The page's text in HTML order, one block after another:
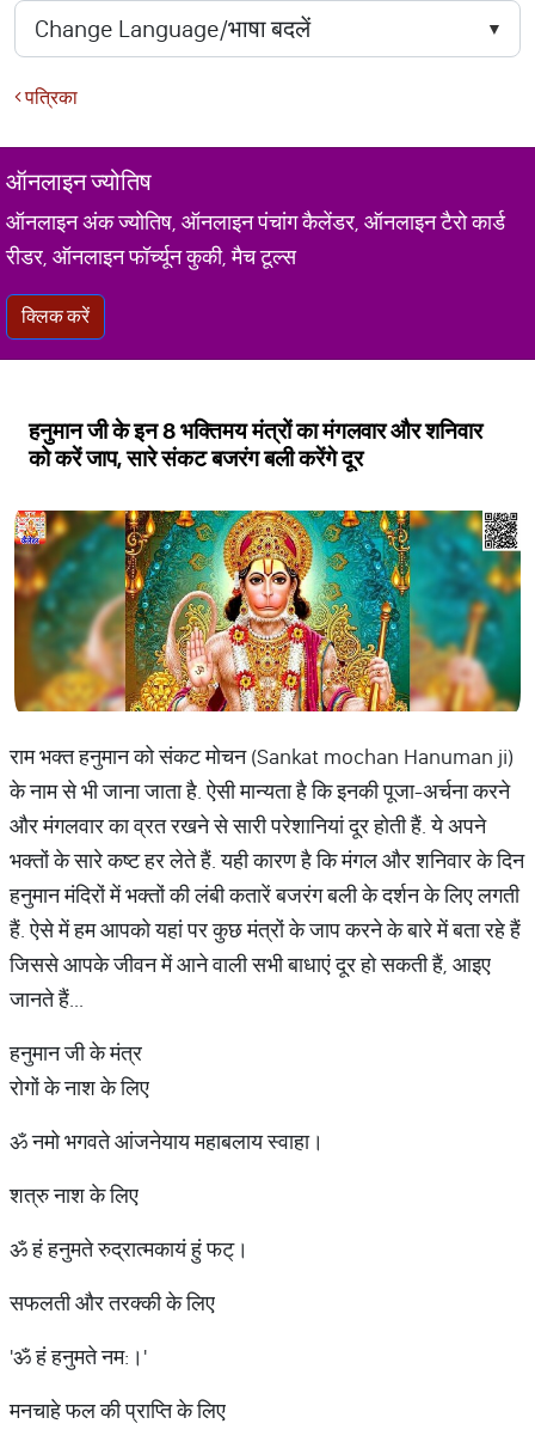
पत्रिका
ऑनलाइन ज्योतिष
ऑनलाइन अंक ज्योतिष, ऑनलाइन पंचांग कैलेंडर, ऑनलाइन टैरो कार्ड
रीडर, ऑनलाइन फॉर्च्यून कुकी, मैच टूल्स
क्लिक करें
हनुमान जी के इन 8 भक्तिमय मंत्रों का मंगलवार और शनिवार
को करें जाप, सारे संकट बजरंग बली करेंगे दूर
राम भक्त हनुमान को संकट मोचन (Sankat mochan Hanuman ji)
के नाम से भी जाना जाता है. ऐसी मान्यता है कि इनकी पूजा-अर्चना करने
और मंगलवार का व्रत रखने से सारी परेशानियां दूर होती हैं. ये अपने
भक्तों के सारे कष्ट हर लेते हैं. यही कारण है कि मंगल और शनिवार के दिन
हनुमान मंदिरों में भक्तों की लंबी कतारें बजरंग बली के दर्शन के लिए लगती
हैं. ऐसे में हम आपको यहां पर कुछ मंत्रों के जाप करने के बारे में बता रहे हैं
जिससे आपके जीवन में आने वाली सभी बाधाएं दूर हो सकती हैं, आइए
जानते हैं...
हनुमान जी के मंत्र
रोगों के नाश के लिए
ॐ नमो भगवते आंजनेयाय महाबलाय स्वाहा।
शत्रु नाश के लिए
ॐ हं हनुमते रुद्रात्मकायं हुं फट्।
सफलती और तरक्की के लिए
'ॐ हं हनुमते नम:।'
मनचाहे फल की प्राप्ति के लिए